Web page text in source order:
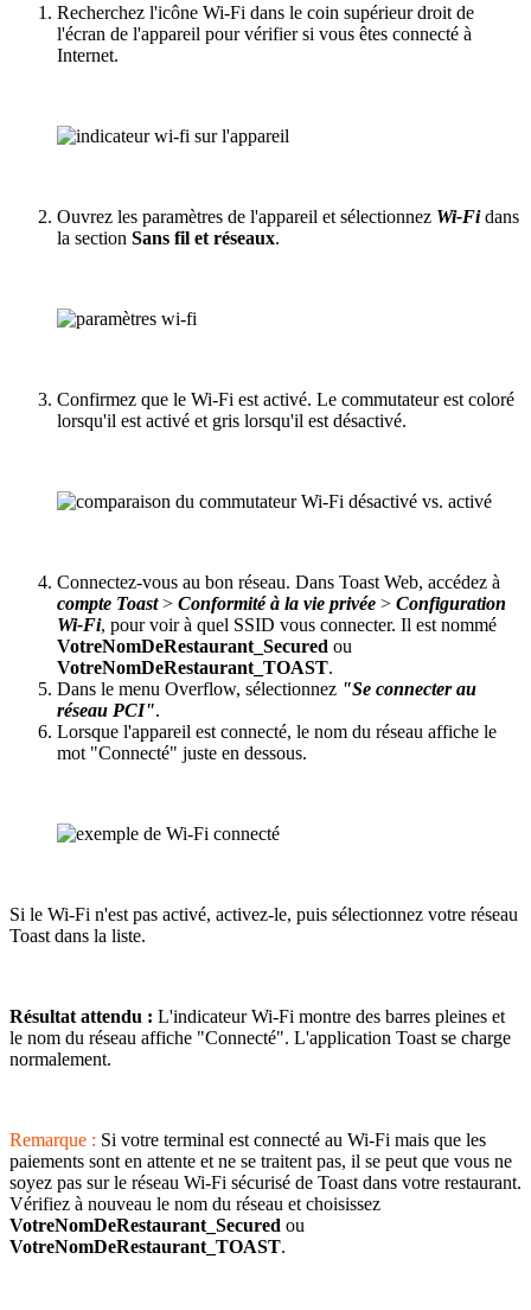
Recherchez l'icône Wi-Fi dans le coin supérieur droit de
l'écran de l'appareil pour vérifier si vous êtes connecté à
Internet.
Ouvrez les paramètres de l'appareil et sélectionnez Wi-Fidans
la section Sans fil et réseaux.
Confirmez que le Wi-Fi est activé. Le commutateur est coloré
lorsqu'il est activé et gris lorsqu'il est désactivé.
Connectez-vous au bon réseau. Dans Toast Web, accédez à
compte Toast> Conformité à la vie privée > Configuration
Wi-Fi, pour voir à quel SSID vous connecter. Il est nommé
VotreNomDeRestaurant_Secured ou
VotreNomDeRestaurant_TOAST.
Dans le menu Overflow, sélectionnez "Se connecter au
réseau PCI".
Lorsque l'appareil est connecté, le nom du réseau affiche le
mot "Connecté" juste en dessous.
Si le Wi-Fi n'est pas activé, activez-le, puis sélectionnez votre réseau
Toast dans la liste.
Résultat attendu : L'indicateur Wi-Fi montre des barres pleines et
le nom du réseau affiche "Connecté". L'application Toast se charge
normalement.
Remarque : Si votre terminal est connecté au Wi-Fi mais que les
paiements sont en attente et ne se traitent pas, il se peut que vous ne
soyez pas sur le réseau Wi-Fi sécurisé de Toast dans votre restaurant.
Vérifiez à nouveau le nom du réseau et choisissez
VotreNomDeRestaurant_Secured ou
VotreNomDeRestaurant_TOAST.